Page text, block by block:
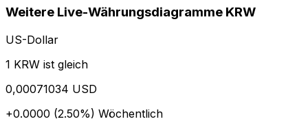
Weitere Live-Währungsdiagramme KRW
US-Dollar
1 KRW ist gleich
0,00071034 USD
+0.0000 (2.50%) Wöchentlich